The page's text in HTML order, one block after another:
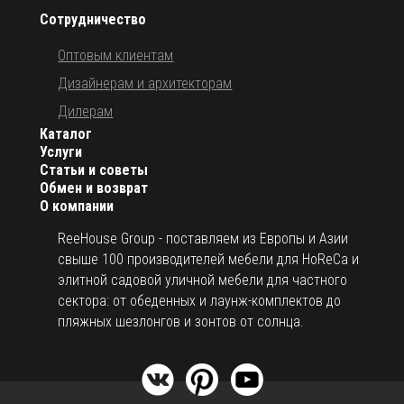
О компании
ReeHouse Group - поставляем из Европы и Азии
свыше 100 производителей мебели для HoReCa и
элитной садовой уличной мебели для частного
сектора: от обеденных и лаунж-комплектов до
пляжных шезлонгов и зонтов от солнца.
Каталог
Услуги
Статьи и советы
Обмен и возврат
Сотрудничество
Оптовым клиентам
Дизайнерам и архитекторам
Дилерам